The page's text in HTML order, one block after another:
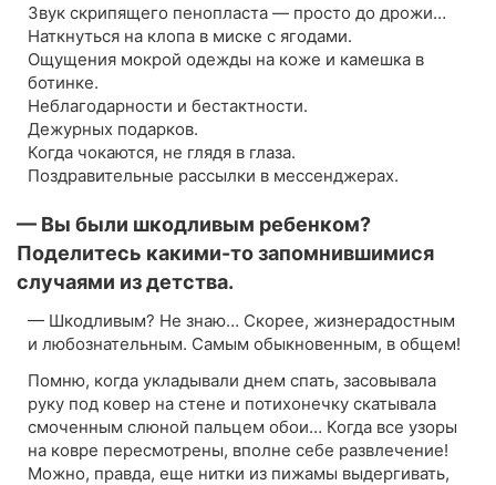
Звук скрипящего пенопласта — просто до дрожи…
Наткнуться на клопа в миске с ягодами.
Ощущения мокрой одежды на коже и камешка в
ботинке.
Неблагодарности и бестактности.
Дежурных подарков.
Когда чокаются, не глядя в глаза.
Поздравительные рассылки в мессенджерах.
— Вы были шкодливым ребенком?
Поделитесь какими-то запомнившимися
случаями из детства.
— Шкодливым? Не знаю… Скорее, жизнерадостным
и любознательным. Самым обыкновенным, в общем!
Помню, когда укладывали днем спать, засовывала
руку под ковер на стене и потихонечку скатывала
смоченным слюной пальцем обои… Когда все узоры
на ковре пересмотрены, вполне себе развлечение!
Можно, правда, еще нитки из пижамы выдергивать,